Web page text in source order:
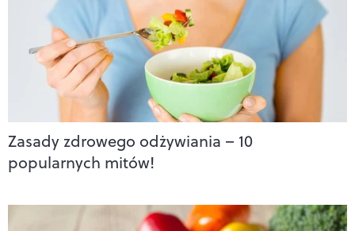
Zasady zdrowego odżywiania – 10
popularnych mitów!